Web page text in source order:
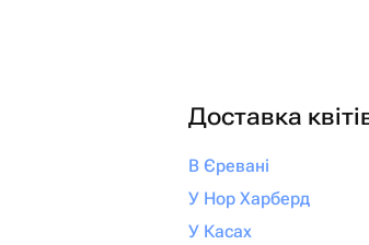
Доставка
В Єревані
У Нор Харберд
У Касах